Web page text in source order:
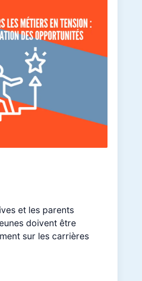
et les parents
doivent être
sur les carrières